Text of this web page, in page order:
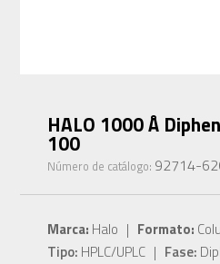
HALO 1000 Å
100
Número de catálogo: 92714-
Marca: Halo | Formato:
Tipo: HPLC/UPLC | Fase: